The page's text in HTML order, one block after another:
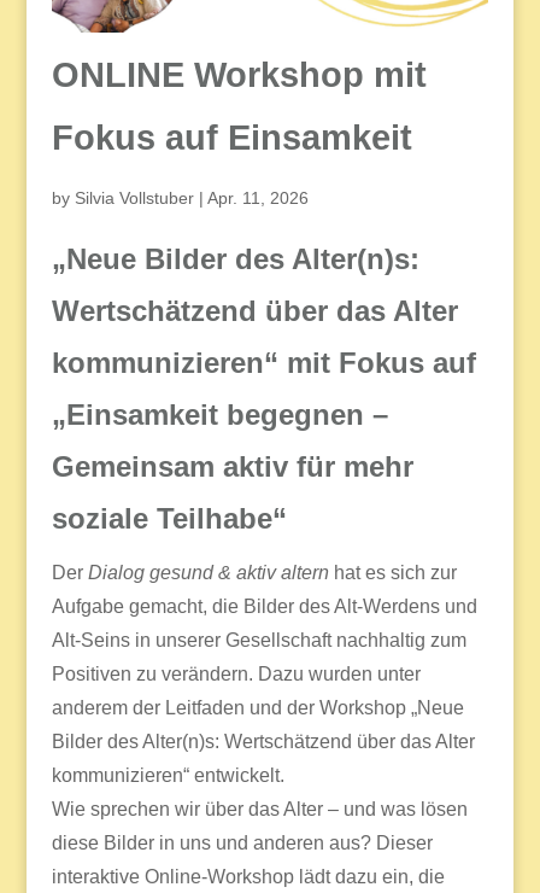
ONLINE Workshop mit
Fokus auf Einsamkeit
by Silvia Vollstuber| Apr. 11, 2026
„Neue Bilder des Alter(n)s:
Wertschätzend über das Alter
kommunizieren“ mit Fokus auf
„Einsamkeit begegnen –
Gemeinsam aktiv für mehr
soziale Teilhabe“
Der Dialog gesund & aktiv altern hat es sich zur
Aufgabe gemacht, die Bilder des Alt-Werdens und
Alt-Seins in unserer Gesellschaft nachhaltig zum
Positiven zu verändern. Dazu wurden unter
anderem der Leitfaden und der Workshop „Neue
Bilder des Alter(n)s: Wertschätzend über das Alter
kommunizieren“ entwickelt.
Wie sprechen wir über das Alter – und was lösen
diese Bilder in uns und anderen aus? Dieser
interaktive Online-Workshop lädt dazu ein, die